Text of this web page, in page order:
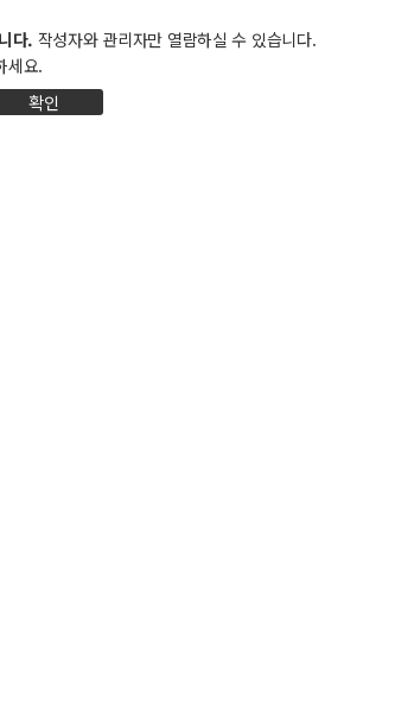
다. 작성자와 관리자만 열람하실 수 있습니다.
세요.